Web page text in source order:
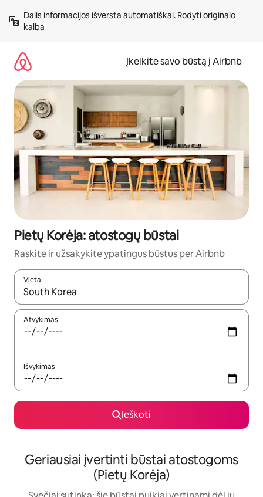
prie
turinio
Dalis informacijos išversta automatiškai. Rodyti originalo
kalba
Įkelkite savo būstą į Airbnb
Pietų Korėja: atostogų būstai
Raskite ir užsakykite ypatingus būstus per Airbnb
Vieta
Kai pasirodys paieškos rezultatai, juos naršyti galite
Atvykimas
Išvykimas
Ieškoti
Geriausiai įvertinti būstai atostogoms
(Pietų Korėja)